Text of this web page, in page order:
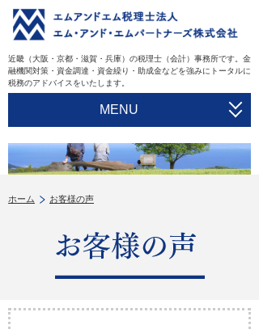
近畿（大阪・京都・滋賀・兵庫）の税理士（会計）事務所です。金
融機関対策・資金調達・資金繰り・助成金などを強みにトータルに
税務のアドバイスをいたします。
MENU
HOME
会社案内
サービス一覧
一般業務
スタッフ
お客様の声
ホーム お客様の声